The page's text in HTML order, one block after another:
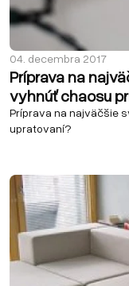
04. decembra 2017
Príprava na
vyhnúť chaosu
Príprava na najväčšie
upratovaní?